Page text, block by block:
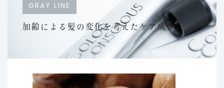
GRAY LINE
加齢による髪の変化を考えたケア成分。